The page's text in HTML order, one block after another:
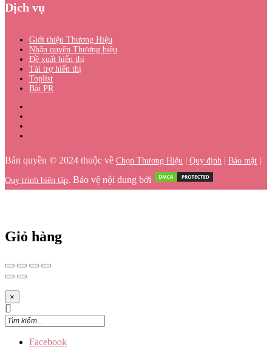
Dịch vụ
Giới thiệu Thương Hiệu
Nhận quyền Thương hiệu
Đề xuất hiển thị
Tài trợ hiển thị
Toplist
Bài PR
Bản quyền © 2024 thuộc về Chọn Thương Hiệu | Quy định | Bảo mật |
Quy trình biên tập. Bảo vệ nội dung bởi
Giỏ hàng
×
Facebook